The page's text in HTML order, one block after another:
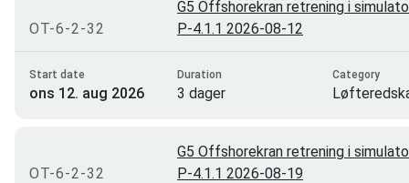
Bergen (Ågotnes)
E-læring
E-læring/ombord trening
3
Stjørdal
OT-6-2-32
Start date
ons 12. aug 2026
G5 Offshorekran retrening i
P-4.1.1 2026-08-12
Duration
3 dager
Category
OT-6-2-32
G5 Offshorekran retrening i
P-4.1.1 2026-08-19